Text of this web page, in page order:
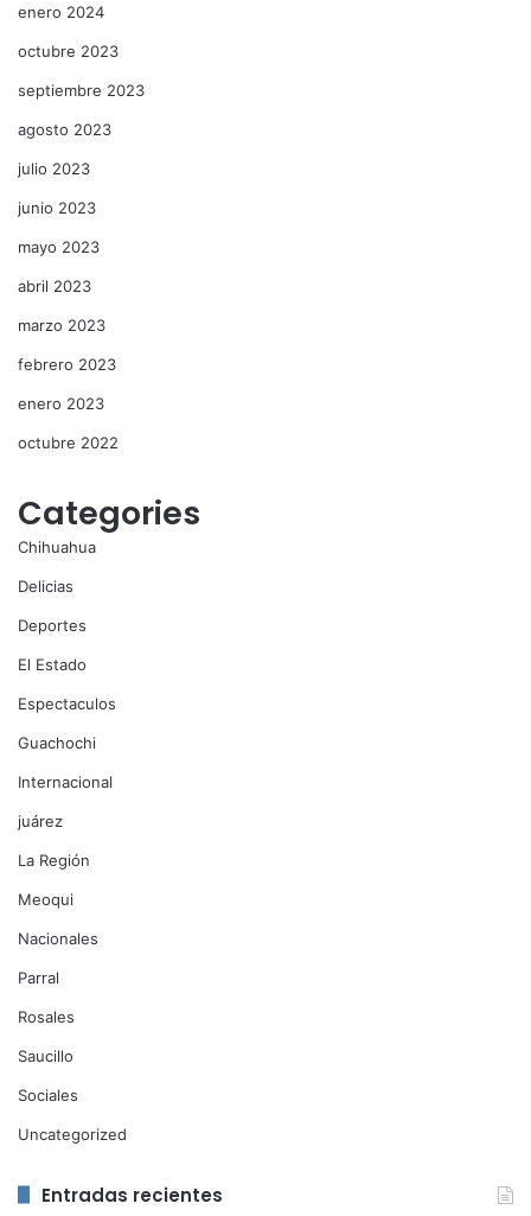
enero 2024
octubre 2023
septiembre 2023
agosto 2023
julio 2023
junio 2023
mayo 2023
abril 2023
marzo 2023
febrero 2023
enero 2023
octubre 2022
Categories
Chihuahua
Delicias
Deportes
El Estado
Espectaculos
Guachochi
Internacional
juárez
La Región
Meoqui
Nacionales
Parral
Rosales
Saucillo
Sociales
Uncategorized
Entradas recientes